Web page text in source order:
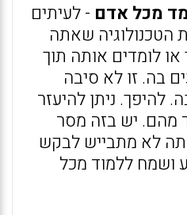
מכל אדם - לעיתים
הטכנולוגיה שאתה
לומדים אותה תוך
בה. זו לא סיבה
ניתן להיעזר
מהם. יש בזה מסר
לא מתבייש לבקש
ושמח ללמוד מכל